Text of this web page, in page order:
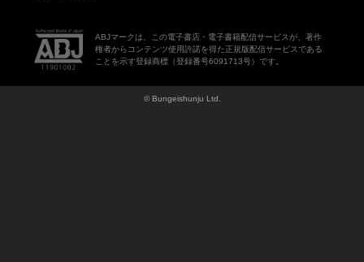
ABJマークは、この電子書店・電子書籍配信サービスが、著作
権者からコンテンツ使用許諾を得た正規版配信サービスである
ことを示す登録商標（登録番号6091713号）です。
© Bungeishunju Ltd.